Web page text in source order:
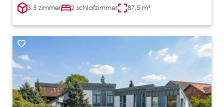
3.5 zimmer 2 schlafzimmer 87.5 m²